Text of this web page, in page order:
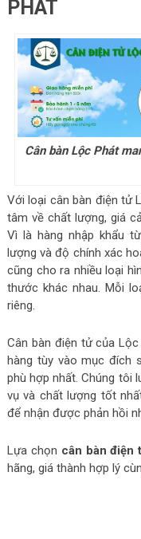
PHÁT
Cân bàn Lộc Phát
Với loại cân bàn điện tử
tâm về chất lượng, giá
Vì là hàng nhập khẩu
lượng và độ chính xác
cũng cho ra nhiều loại
thước khác nhau. Mỗi
riêng.
Cân bàn điện tử của
hàng tùy vào mục đích
phù hợp nhất. Chúng tôi
vụ và chất lượng tốt
để nhận được phản hồi
Lựa chọn cân bàn điện
hãng, giá thành hợp lý